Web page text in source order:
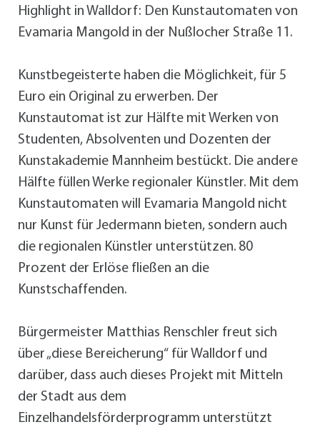
Highlight in Walldorf: Den Kunstautomaten von
Evamaria Mangold in der Nußlocher Straße 11.
Kunstbegeisterte haben die Möglichkeit, für 5
Euro ein Original zu erwerben. Der
Kunstautomat ist zur Hälfte mit Werken von
Studenten, Absolventen und Dozenten der
Kunstakademie Mannheim bestückt. Die andere
Hälfte füllen Werke regionaler Künstler. Mit dem
Kunstautomaten will Evamaria Mangold nicht
nur Kunst für Jedermann bieten, sondern auch
die regionalen Künstler unterstützen. 80
Prozent der Erlöse fließen an die
Kunstschaffenden.
Bürgermeister Matthias Renschler freut sich
über „diese Bereicherung“ für Walldorf und
darüber, dass auch dieses Projekt mit Mitteln
der Stadt aus dem
Einzelhandelsförderprogramm unterstützt